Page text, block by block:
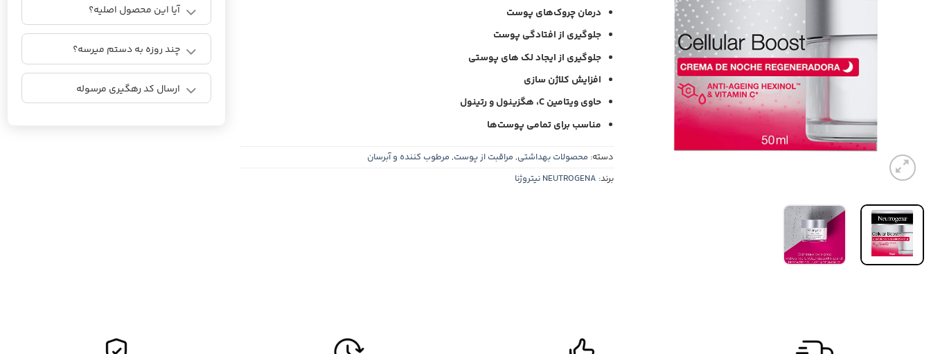
درمان چروک‌های پوست
جلوگیری از افتادگی پوست
جلوگیری از ایجاد لک های پوستی
افزایش کلاژن سازی
حاوی ویتامین C، هگزینول و رتینول
مناسب برای تمامی پوست‌ها
دسته: محصولات بهداشتی, مراقبت از پوست, مرطوب کننده و آبرسان
برند: NEUTROGENA نیتروژنا
آیا این محصول اصلیه؟
چند روزه به دستم میرسه؟
ارسال کد رهگیری مرسوله